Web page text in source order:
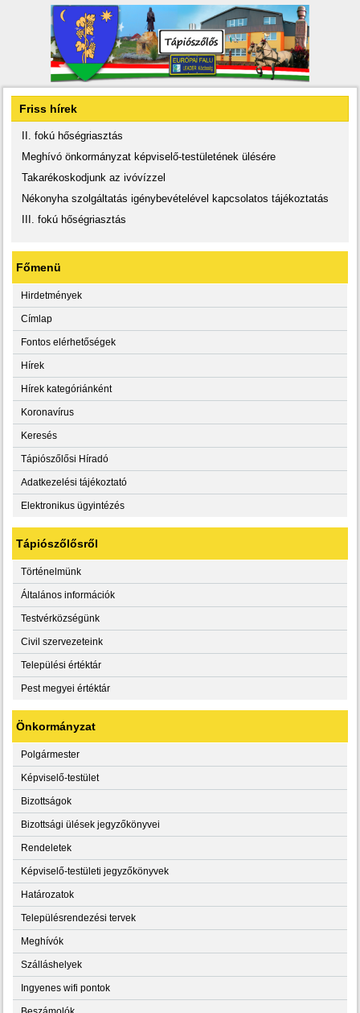
Friss hírek
II. fokú hőségriasztás
Meghívó önkormányzat képviselő-testületének ülésére
Takarékoskodjunk az ivóvízzel
Nékonyha szolgáltatás igénybevételével kapcsolatos tájékoztatás
III. fokú hőségriasztás
Főmenü
Hirdetmények
Címlap
Fontos elérhetőségek
Hírek
Hírek kategóriánként
Koronavírus
Keresés
Tápiószőlősi Híradó
Adatkezelési tájékoztató
Elektronikus ügyintézés
Tápiószőlősről
Történelmünk
Általános információk
Testvérközségünk
Civil szervezeteink
Települési értéktár
Pest megyei értéktár
Önkormányzat
Polgármester
Képviselő-testület
Bizottságok
Bizottsági ülések jegyzőkönyvei
Rendeletek
Képviselő-testületi jegyzőkönyvek
Határozatok
Településrendezési tervek
Meghívók
Szálláshelyek
Ingyenes wifi pontok